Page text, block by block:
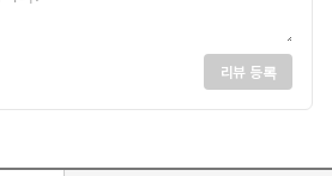
리뷰 등록